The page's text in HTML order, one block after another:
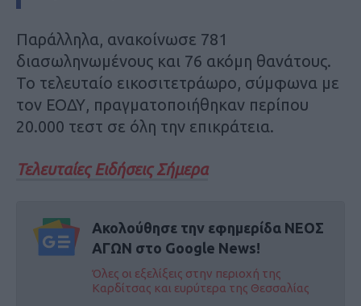
Παράλληλα, ανακοίνωσε 781
διασωληνωμένους και 76 ακόμη θανάτους.
Το τελευταίο εικοσιτετράωρο, σύμφωνα με
τον ΕΟΔΥ, πραγματοποιήθηκαν περίπου
20.000 τεστ σε όλη την επικράτεια.
Τελευταίες Ειδήσεις Σήμερα
Ακολούθησε την εφημερίδα ΝΕΟΣ
ΑΓΩΝ στο Google News!
Όλες οι εξελίξεις στην περιοχή της
Καρδίτσας και ευρύτερα της Θεσσαλίας